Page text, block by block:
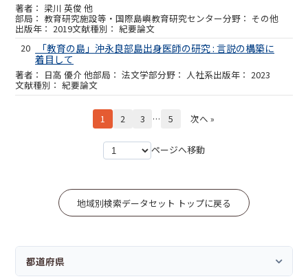
梁川 英俊 他
教育研究施設等・国際島嶼教育研究センター その他
2019
紀要論文
20
「教育の島」沖永良部島出身医師の研究 : 言説の構築に
着目して
日高 優介 他 法文学部 人社系 2023
紀要論文
1 2 3 … 5 次へ »
ページへ移動
地域別検索データセット トップに戻る
都道府県